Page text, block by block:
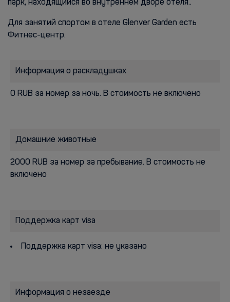
парк, находящийся во внутреннем дворе отеля..
Для занятий спортом в отеле Glenver Garden есть
Фитнес-центр.
Информация о раскладушках
0 RUB за номер за ночь. В стоимость не включено
Домашние животные
2000 RUB за номер за пребывание. В стоимость не
включено
Поддержка карт visa
Поддержка карт visa: не указано
Информация о незаезде